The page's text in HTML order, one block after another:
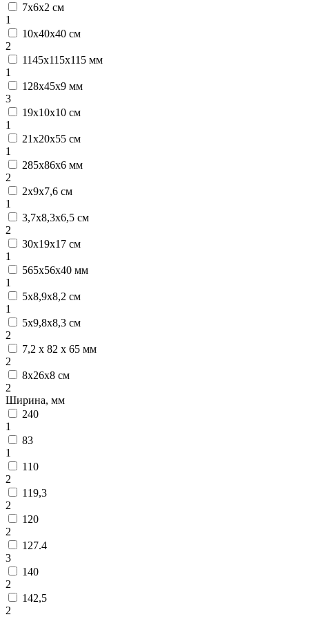
7х6х2 см
1
10х40х40 см
2
1145х115х115 мм
1
128х45х9 мм
3
19х10х10 см
1
21х20х55 см
1
285х86х6 мм
2
2х9х7,6 см
1
3,7х8,3х6,5 см
2
30х19х17 см
1
565x56x40 мм
1
5х8,9х8,2 см
1
5х9,8х8,3 см
2
7,2 х 82 х 65 мм
2
8х26х8 см
2
Ширина, мм
240
1
83
1
110
2
119,3
2
120
2
127.4
3
140
2
142,5
2